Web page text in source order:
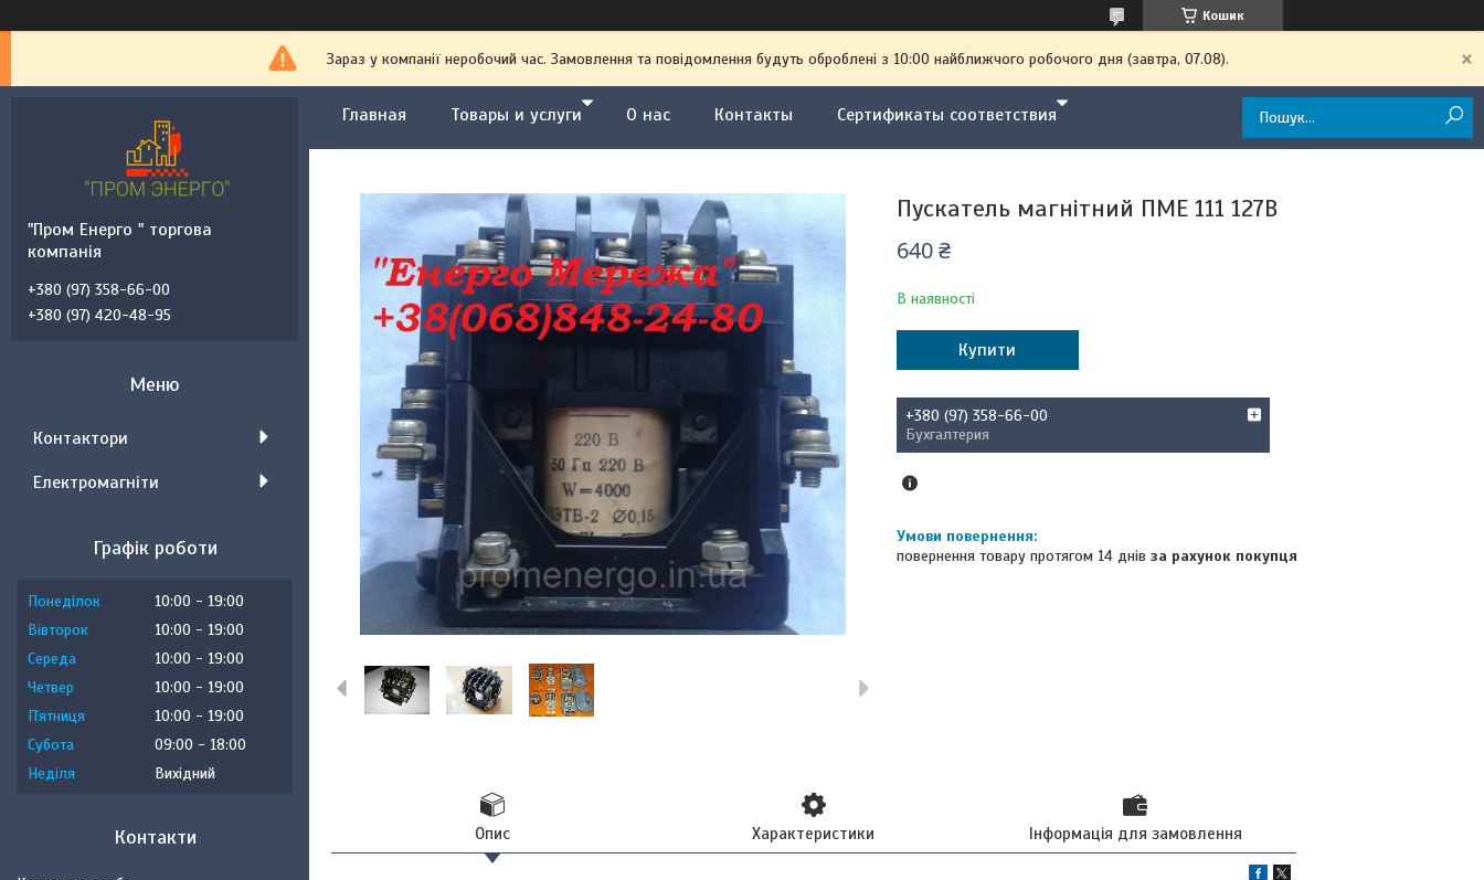
Кошик
Зараз у компанії неробочий час. Замовлення та повідомлення будуть оброблені з 10:00 найближчого робочого дня (завтра, 07.08).
Главная Товары и услуги О нас Контакты Сертификаты соответствия
Пускатель магнітний ПМЕ 111 127В
640 ₴
В наявності
Купити
+380 (97) 358-66-00
Бухгалтерия
повернення товару протягом 14 днів за рахунок покупця
Опис Характеристики Інформація для замовлення
"Пром Енерго " торгова
компанія
+380 (97) 358-66-00
+380 (97) 420-48-95
Контактори
Електромагніти
Графік роботи
Понеділок 10:00
19:00
Вівторок
10:00
19:00
Середа
10:00
19:00
Четвер
10:00
19:00
Пʼятниця
10:00
19:00
Субота
09:00
18:00
Неділя
Вихідний
Контакти